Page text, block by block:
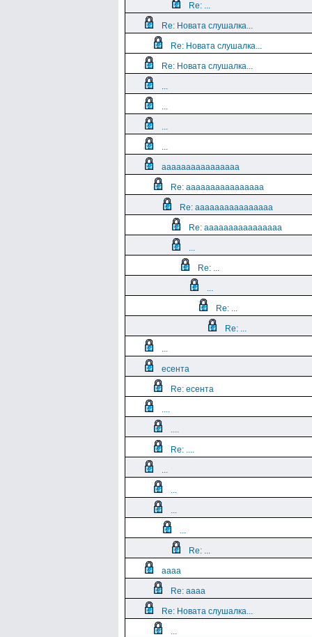
Re: ...
Re: Новата слушалка...
Re: Новата слушалка...
Re: Новата слушалка...
...
...
...
...
aaaaaaaaaaaaaaaa
Re: aaaaaaaaaaaaaaaa
Re: aaaaaaaaaaaaaaaa
Re: aaaaaaaaaaaaaaaa
...
Re: ...
...
Re: ...
Re: ...
...
есента
Re: есента
....
....
Re: ....
...
...
...
...
Re: ...
aaaa
Re: aaaa
Re: Новата слушалка...
...